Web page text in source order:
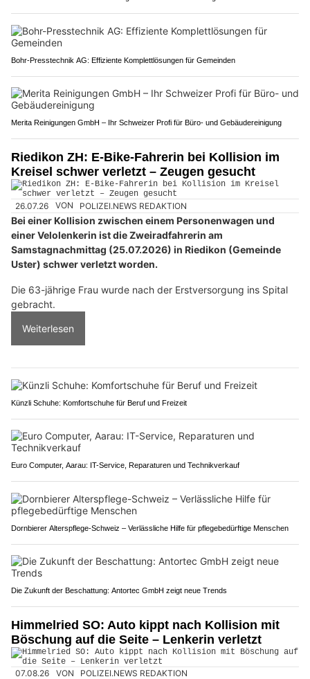
Bohr-Presstechnik AG: Effiziente Komplettlösungen für Gemeinden
Merita Reinigungen GmbH – Ihr Schweizer Profi für Büro- und Gebäudereinigung
Riedikon ZH: E-Bike-Fahrerin bei Kollision im
Kreisel schwer verletzt – Zeugen gesucht
26.07.26 VON POLIZEI.NEWS REDAKTION
Bei einer Kollision zwischen einem Personenwagen und
einer Velolenkerin ist die Zweiradfahrerin am
Samstagnachmittag (25.07.2026) in Riedikon (Gemeinde
Uster) schwer verletzt worden.
Die 63-jährige Frau wurde nach der Erstversorgung ins Spital
gebracht.
Weiterlesen
Künzli Schuhe: Komfortschuhe für Beruf und Freizeit
Euro Computer, Aarau: IT-Service, Reparaturen und Technikverkauf
Dornbierer Alterspflege-Schweiz – Verlässliche Hilfe für pflegebedürftige Menschen
Die Zukunft der Beschattung: Antortec GmbH zeigt neue Trends
Himmelried SO: Auto kippt nach Kollision mit
Böschung auf die Seite – Lenkerin verletzt
07.08.26 VON POLIZEI.NEWS REDAKTION